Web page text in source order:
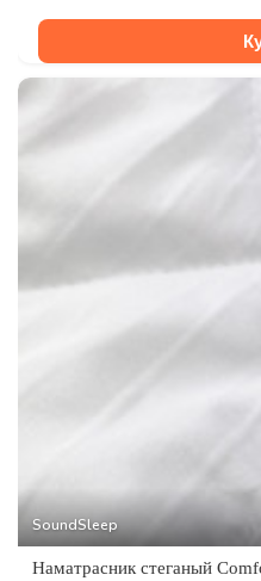
SoundSleep
Наматрасник стеганый